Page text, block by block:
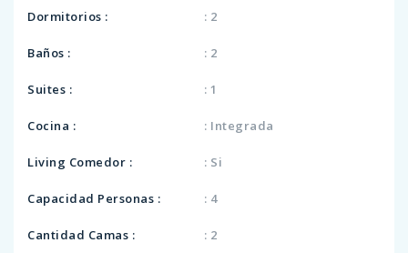
Dormitorios : : 2
Baños : : 2
Suites : : 1
Cocina : : Integrada
Living Comedor : : Si
Capacidad Personas : : 4
Cantidad Camas : : 2